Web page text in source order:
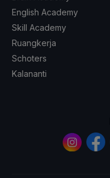
English Academy
Skill Academy
Ruangkerja
Schoters
Kalananti